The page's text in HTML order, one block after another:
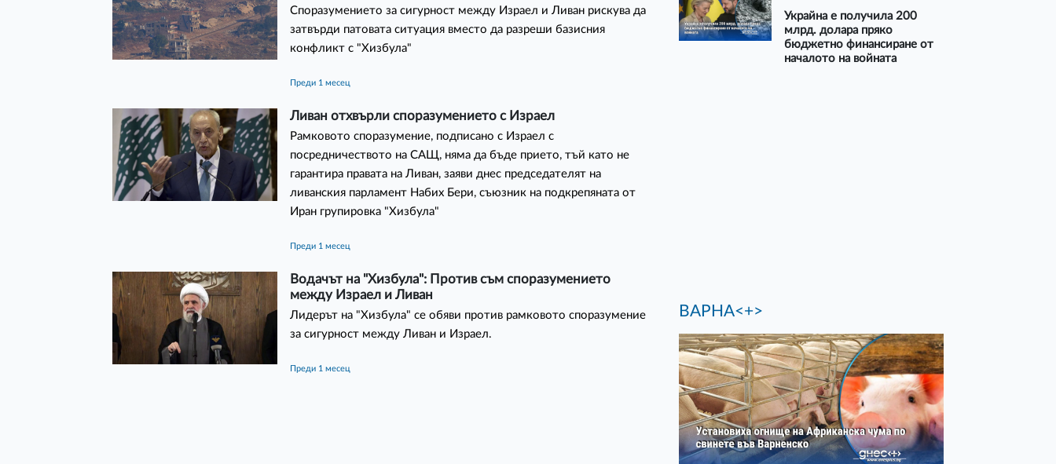
Споразумението за сигурност между Израел и Ливан рискува да
затвърди патовата ситуация вместо да разреши базисния
конфликт с "Хизбула"
преди 1 месец
Ливан отхвърли споразумението с Израел
Рамковото споразумение, подписано с Израел с
посредничеството на САЩ, няма да бъде прието, тъй като не
гарантира правата на Ливан, заяви днес председателят на
ливанския парламент Набих Бери, съюзник на подкрепяната от
Иран групировка "Хизбула"
преди 1 месец
Водачът на "Хизбула": Против съм споразумението
между Израел и Ливан
Лидерът на "Хизбула" се обяви против рамковото споразумение
за сигурност между Ливан и Израел.
преди 1 месец
Украйна е получила 200
млрд. долара пряко
бюджетно финансиране от
началото на войната
ВАРНА<+>